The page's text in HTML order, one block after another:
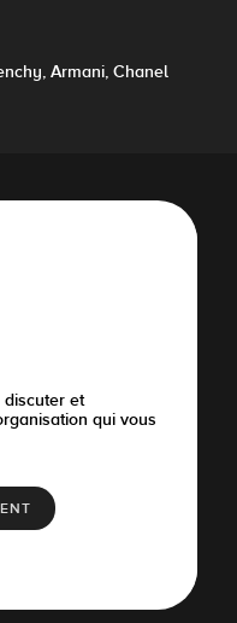
Armani, Chanel
discuter et
qui vous